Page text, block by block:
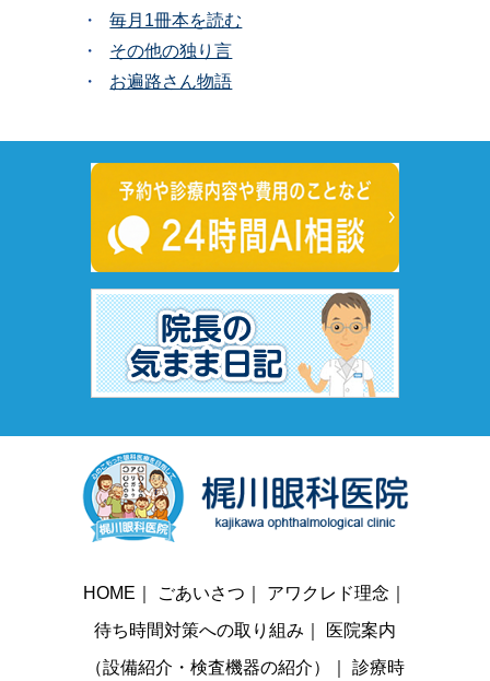
毎月1冊本を読む
その他の独り言
お遍路さん物語
HOME ごあいさつ アワクレド理念
待ち時間対策への取り組み
医院案内
（設備紹介・検査機器の紹介）
診療時